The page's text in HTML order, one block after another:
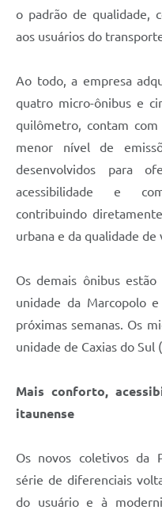
o padrão de qualidade,
aos usuários do
Ao todo, a empresa
quatro micro-ônibus e
quilômetro, contam
menor nível de
desenvolvidos para
acessibilidade e
contribuindo
urbana e da qualidade de
Os demais ônibus
unidade da Marcopolo
próximas semanas. Os
unidade de Caxias do Sul
Mais conforto,
itaunense
Os novos coletivos da
série de diferenciais
do usuário e à